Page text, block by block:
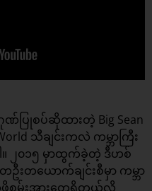
ြုစပ်ဆိုထားတဲ့ Big Sean
သီချင်းကလဲ ကမ္ဘာကြီး
။ ၂၀၁၅ မှာထွက်ခဲ့တဲ့ ဒီဟစ်
းတယောက်ချင်းစီမှာ ကမ္ဘာ
လဲဖို့စွမ်းအားတွေရှိတယ်လို့